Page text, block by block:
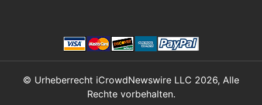
© Urheberrecht iCrowdNewswire LLC 2026, Alle
Rechte vorbehalten.